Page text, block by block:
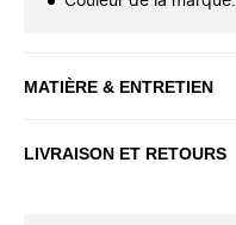
MATIÈRE & ENTRETIEN
LIVRAISON ET RETOURS